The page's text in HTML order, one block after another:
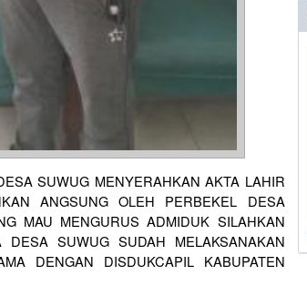
SUWUG MENYERAHKAN AKTA LAHIR
ANGSUNG OLEH PERBEKEL DESA
MAU MENGURUS ADMIDUK SILAHKAN
SUWUG SUDAH MELAKSANAKAN
DENGAN DISDUKCAPIL KABUPATEN